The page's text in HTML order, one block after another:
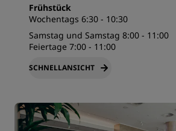
Frühstück
Wochentags 6:30 - 10:30
Samstag und Samstag 8:00 - 11:00
Feiertage 7:00 - 11:00
SCHNELLANSICHT